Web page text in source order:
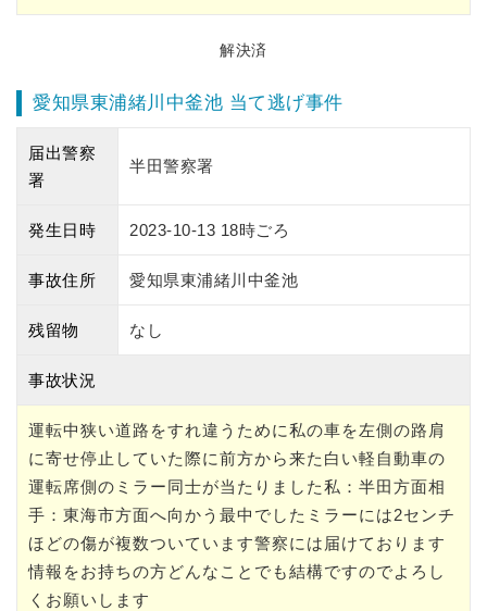
解決済
愛知県東浦緒川中釜池 当て逃げ事件
届出警察
署
半田警察署
発生日時 2023-10-13 18時ごろ
事故住所 愛知県東浦緒川中釜池
残留物 なし
事故状況
運転中狭い道路をすれ違うために私の車を左側の路肩
に寄せ停止していた際に前方から来た白い軽自動車の
運転席側のミラー同士が当たりました私：半田方面相
手：東海市方面へ向かう最中でしたミラーには2センチ
ほどの傷が複数ついています警察には届けております
情報をお持ちの方どんなことでも結構ですのでよろし
くお願いします